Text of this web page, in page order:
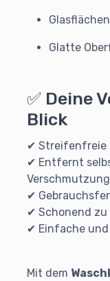
Glatte
✅ Deine
Blick
✔ Streifenfreie
✔ Entfernt
✔
✔ Schonend
✔ Einfache
Mit dem